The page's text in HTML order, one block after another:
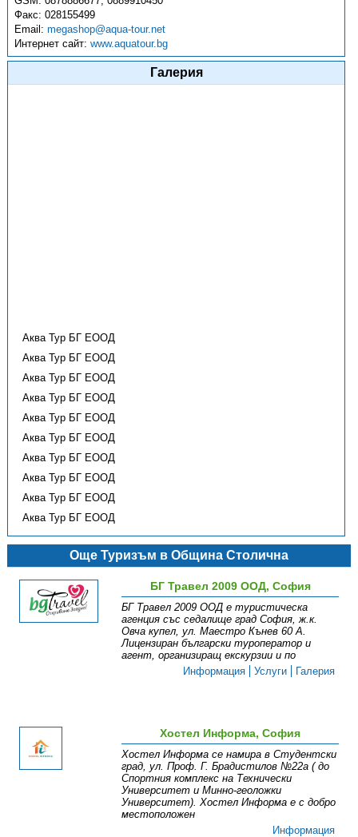
Факс:028155499
Email:megashop@aqua-tour.net
Интернет сайт:www.aquatour.bg
Галерия
Аква Тур БГ ЕООД
Аква Тур БГ ЕООД
Аква Тур БГ ЕООД
Аква Тур БГ ЕООД
Аква Тур БГ ЕООД
Аква Тур БГ ЕООД
Аква Тур БГ ЕООД
Аква Тур БГ ЕООД
Аква Тур БГ ЕООД
Аква Тур БГ ЕООД
Още Туризъм в Община Столична
БГ Травел 2009 ООД, София
БГ Травел 2009 ООД е туристическа
агенция със седалище град София, ж.к.
Овча купел, ул. Маестро Кънев 60 А.
Лицензиран български туроператор и
агент, организиращ екскурзии и по
Информация
Услуги Галерия
Хостел Информа, София
Хостел Информа се намира в Студентски
град, ул. Проф. Г. Брадистилов №22а ( до
Спортния комплекс на Технически
Университет и Минно-геоложки
Университет). Хостел Информа е с добро
местоположен
Информация